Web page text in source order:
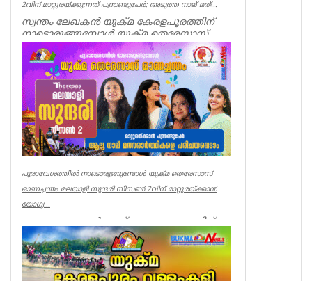
2വിന് മാറ്റുരയ്ക്കുന്നത് പന്ത്രണ്ടുപേർ; അടുത്ത നാല് മത്...
സ്വന്തം ലേഖകൻ യുക്മ കേരളപൂരത്തിന്
നാടൊരുങ്ങുമ്പോൾ യുക്മ തെരേസാസ്
ലണ്ടൻ ഓണച്ചന്തം മലയാളി സുന്ദരി ...
uukma
പൂരാവേശത്തിൽ നാടൊരുങ്ങുമ്പോൾ യുക്മ തെരേസാസ്
ഓണച്ചന്തം മലയാളി സുന്ദരി സീസൺ 2വിന് മാറ്റുരയ്ക്കാൻ
യോഗ്യ...
സ്വന്തം ലേഖകൻ യുക്മ കേരളപൂരത്തിന്
നാടൊരുങ്ങുമ്പോൾ യുക്മ തെരേസാസ്
ലണ്ടൻ ഓണച്ചന്തം മലയാളി സുന്ദരി ...
uukma special